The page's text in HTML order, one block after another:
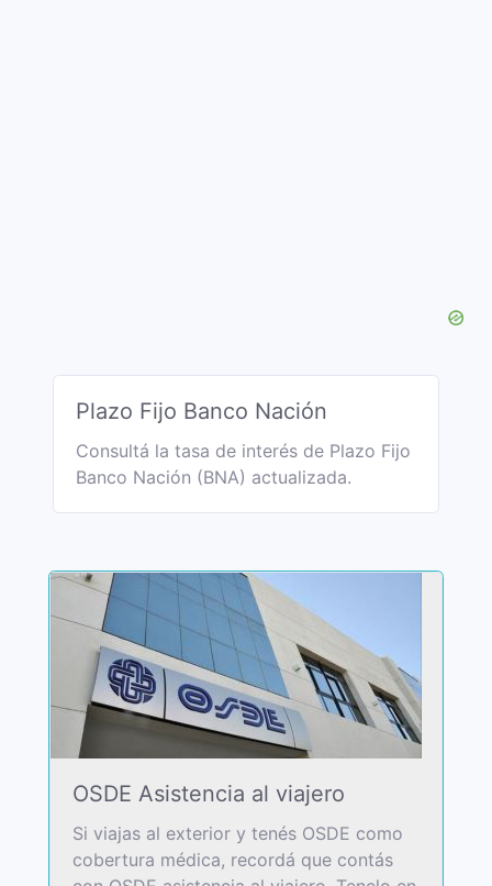
Plazo Fijo Banco Nación
Consultá la tasa de interés de Plazo Fijo
Banco Nación (BNA) actualizada.
OSDE Asistencia al viajero
Si viajas al exterior y tenés OSDE como
cobertura médica, recordá que contás